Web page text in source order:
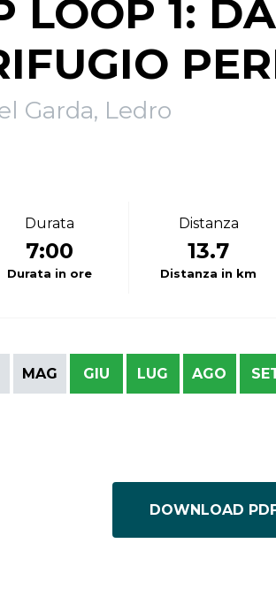
LOOP 1:
Garda, Ledro
Durata
7:00
Durata in ore
Distanza
13.7
Distanza in km
MAG GIU LUG AGO
DOWNLOAD